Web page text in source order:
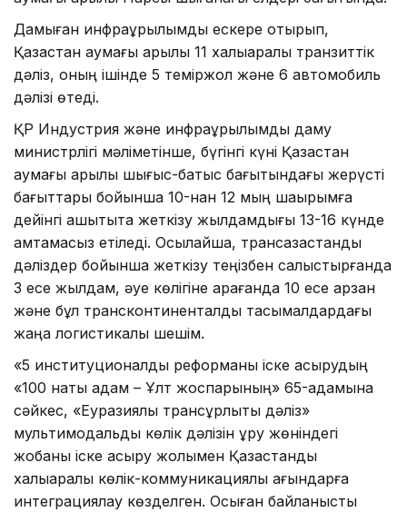
Дамыған инфрақұрылымды ескере отырып,
Қазақстан аумағы арқылы 11 халықаралық транзиттік
дәліз, оның ішінде 5 теміржол және 6 автомобиль
дәлізі өтеді.
ҚР Индустрия және инфрақұрылымдық даму
министрлігі мәліметінше, бүгінгі күні Қазақстан
аумағы арқылы шығыс-батыс бағытындағы жерүсті
бағыттары бойынша 10-нан 12 мың шақырымға
дейінгі қашықтықта жеткізу жылдамдығы 13-16 күнде
қамтамасыз етіледі. Осылайша, трансқазақстандық
дәліздер бойынша жеткізу теңізбен салыстырғанда
3 есе жылдам, әуе көлігіне қарағанда 10 есе арзан
және бұл трансконтиненталдық тасымалдардағы
жаңа логистикалық шешім.
«5 институционалдық реформаны іске асырудың
«100 нақты қадам – Ұлт жоспарының» 65-қадамына
сәйкес, «Еуразиялық трансқұрлықтық дәліз»
мультимодальдық көлік дәлізін құру жөніндегі
жобаны іске асыру жолымен Қазақстанды
халықаралық көлік-коммуникациялық ағындарға
интеграциялау көзделген. Осыған байланысты